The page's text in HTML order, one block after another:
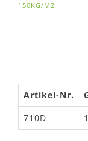
150KG/M2
Artikel-Nr.
710D